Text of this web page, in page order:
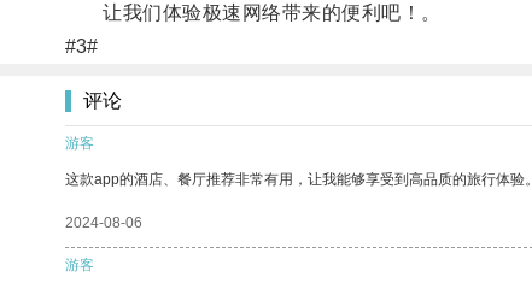
让我们体验极速网络带来的便利吧！。
#3#
评论
游客
这款app的酒店、餐厅推荐非常有用，让我能够享受到高品质的旅行体验。
2024-08-06
游客